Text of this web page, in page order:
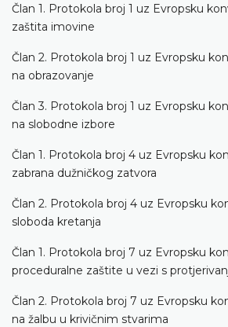
Član 1. Protokola broj 1 uz Evropsku
zaštita imovine
Član 2. Protokola broj 1 uz Evropsku
na obrazovanje
Član 3. Protokola broj 1 uz Evropsku
na slobodne izbore
Član 1. Protokola broj 4 uz Evropsku
zabrana dužničkog zatvora
Član 2. Protokola broj 4 uz Evropsku
sloboda kretanja
Član 1. Protokola broj 7 uz Evropsku
proceduralne zaštite u vezi s
Član 2. Protokola broj 7 uz Evropsku
na žalbu u krivičnim stvarima